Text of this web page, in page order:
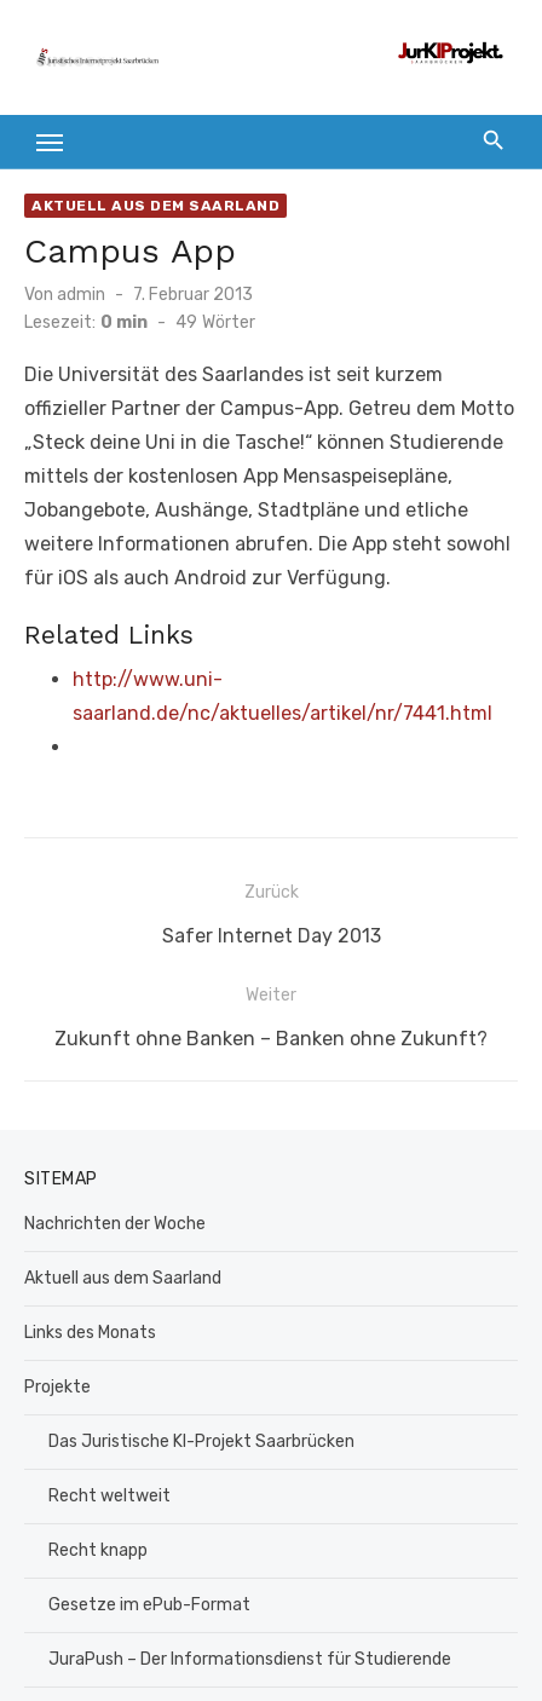
Inhalt
AKTUELL AUS DEM SAARLAND
Campus App
Von admin
Veröffentlicht
am
7. Februar 2013
Lesezeit: 0 min - 49 Wörter
Die Universität des Saarlandes ist seit kurzem
offizieller Partner der Campus-App. Getreu dem Motto
„Steck deine Uni in die Tasche!“ können Studierende
mittels der kostenlosen App Mensaspeisepläne,
Jobangebote, Aushänge, Stadtpläne und etliche
weitere Informationen abrufen. Die App steht sowohl
für iOS als auch Android zur Verfügung.
Related Links
http://www.uni-
saarland.de/nc/aktuelles/artikel/nr/7441.html
Beitragsnavigation
Zurück
Vorheriger
Safer Internet Day 2013
Weiter
Nächster
Zukunft ohne Banken – Banken ohne Zukunft?
SITEMAP
Nachrichten der Woche
Aktuell aus dem Saarland
Links des Monats
Projekte
Das Juristische KI-Projekt Saarbrücken
Recht weltweit
Recht knapp
Gesetze im ePub-Format
JuraPush – Der Informationsdienst für Studierende